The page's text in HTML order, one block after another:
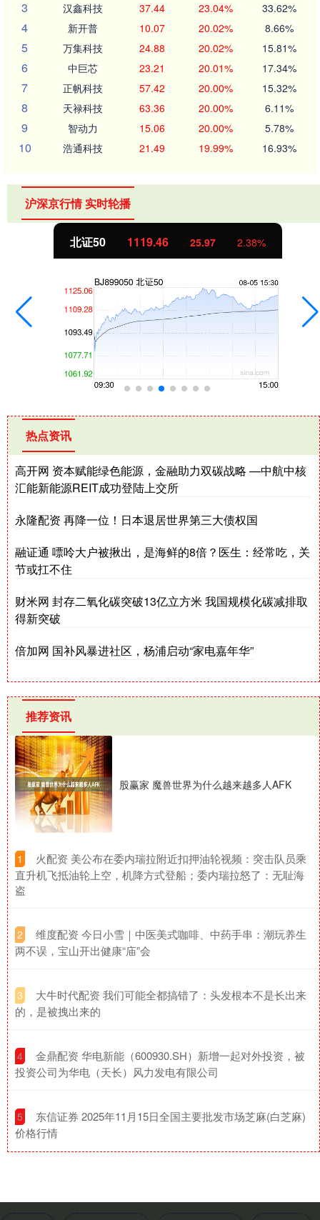
3 汉鑫科技 37.44 23.04% 33.62%
4 新开普 10.07 20.02% 8.66%
5 万集科技 24.88 20.02% 15.81%
6 中巨芯 23.21 20.01% 17.34%
7 正帆科技 57.42 20.00% 15.32%
8 天禄科技 63.36 20.00% 6.11%
9 智动力 15.06 20.00% 5.78%
10 浩通科技 21.49 19.99% 16.93%
沪深京行情 实时轮播
北证50 1119.46 25.97 2.38%
热点资讯
高开网 资本赋能绿色能源，金融助力双碳战略 —中航中核
汇能新能源REIT成功登陆上交所
永隆配资 再降一位！日本退居世界第三大债权国
融证通 嘌呤大户被揪出，是海鲜的8倍？医生：经常吃，关
节或扛不住
财米网 封存二氧化碳突破13亿立方米 我国规模化碳减排取
得新突破
倍加网 国补风暴进社区，杨浦启动“家电嘉年华”
推荐资讯
股赢家 魔兽世界为什么越来越多人AFK
1
​火配资 美公布在委内瑞拉附近扣押油轮视频：突击队员乘
直升机飞抵油轮上空，机降方式登船；委内瑞拉怒了：无耻海
盗
2
​维度配资 今日小雪｜中医美式咖啡、中药手串：潮玩养生
两不误，宝山开出健康“庙”会
3
​大牛时代配资 我们可能全都搞错了：头发根本不是长出来
的，是被拽出来的
4
​金鼎配资 华电新能（600930.SH）新增一起对外投资，被
投资公司为华电（天长）风力发电有限公司
5
​东信证券 2025年11月15日全国主要批发市场芝麻(白芝麻)
价格行情